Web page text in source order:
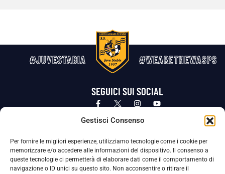
Gestisci Consenso
Per fornire le migliori esperienze, utilizziamo tecnologie come i cookie per
memorizzare e/o accedere alle informazioni del dispositivo. Il consenso a
queste tecnologie ci permetterà di elaborare dati come il comportamento di
navigazione o ID unici su questo sito. Non acconsentire o ritirare il
#JUVESTABIA #WEARETHEWASPS
SEGUICI SUI SOCIAL
Privacy Policy Cookie Policy
La Società ha nominato il Responsabile della Protezione dei Dati Personali (DPO), figura specializzata che vigila sulle modalità
adottate dalla nostra Società per tutelare i Suoi dati personali.